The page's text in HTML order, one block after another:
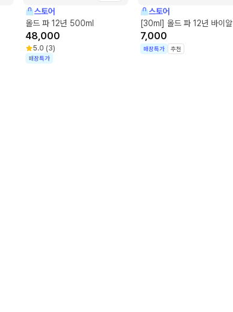
스토어
올드 파 12년 500ml
48,000
5.0 (3)
매장특가
스토어
[30ml] 올드 파 12년 바이알
7,000
매장특가 추천